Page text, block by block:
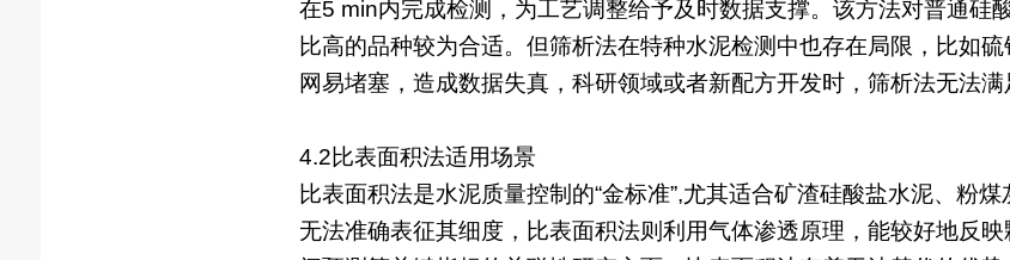
在5 min内完成检测，为工艺调整给予及时数据支撑。该方法对普通硅
比高的品种较为合适。但筛析法在特种水泥检测中也存在局限，比如
网易堵塞，造成数据失真，科研领域或者新配方开发时，筛析法无法满
4.2比表面积法适用场景
比表面积法是水泥质量控制的“金标准”,尤其适合矿渣硅酸盐水泥、粉
无法准确表征其细度，比表面积法则利用气体渗透原理，能较好地反